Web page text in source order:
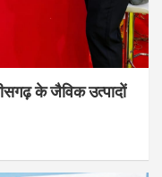
के जैविक उत्पादों